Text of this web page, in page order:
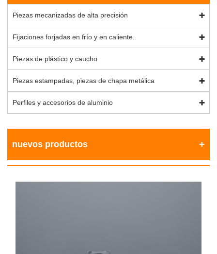
Piezas mecanizadas de alta precisión
Fijaciones forjadas en frío y en caliente.
Piezas de plástico y caucho
Piezas estampadas, piezas de chapa metálica
Perfiles y accesorios de aluminio
nuevos productos